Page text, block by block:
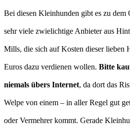
Bei diesen Kleinhunden gibt es zu dem
sehr viele zwielichtige Anbieter aus
Mills, die sich auf Kosten dieser lieben
Euros dazu verdienen wollen. Bitte
niemals übers Internet, da dort das
Welpe von einem – in aller Regel gut
oder Vermehrer kommt. Gerade